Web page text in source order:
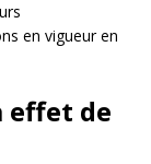
en vigueur en
effet de